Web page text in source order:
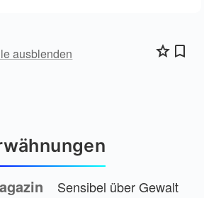
ausblenden
Sensibel über Gewalt